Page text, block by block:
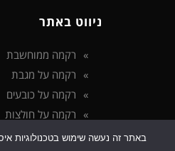
ניווט באתר
רקמה ממוחשבת
רקמה על מגבת
רקמה על כובעים
רקמה על חולצות
הצהרת נגישות